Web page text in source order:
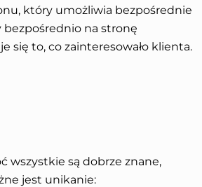
który umożliwia bezpośrednie
bezpośrednio na stronę
się to, co zainteresowało klienta.
wszystkie są dobrze znane,
jest unikanie: